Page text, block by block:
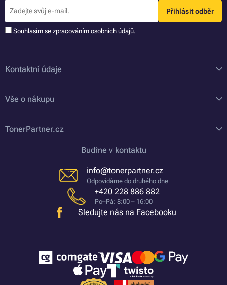
Přihlásit odběr
Souhlasím se zpracováním osobních údajů.
Kontaktní údaje
Vše o nákupu
TonerPartner.cz
Buďme v kontaktu
info@tonerpartner.cz
Odpovídáme do druhého dne
+420 228 886 882
Po–Pá: 8:00 – 16:00
Sledujte nás na Facebooku